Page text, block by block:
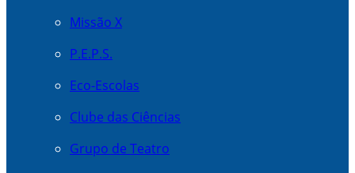
Missão X
P.E.P.S.
Eco-Escolas
Clube das Ciências
Grupo de Teatro